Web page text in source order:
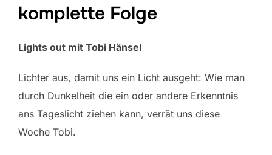
komplette Folge
Lights out mit Tobi Hänsel
Lichter aus, damit uns ein Licht ausgeht: Wie man
durch Dunkelheit die ein oder andere Erkenntnis
ans Tageslicht ziehen kann, verrät uns diese
Woche Tobi.